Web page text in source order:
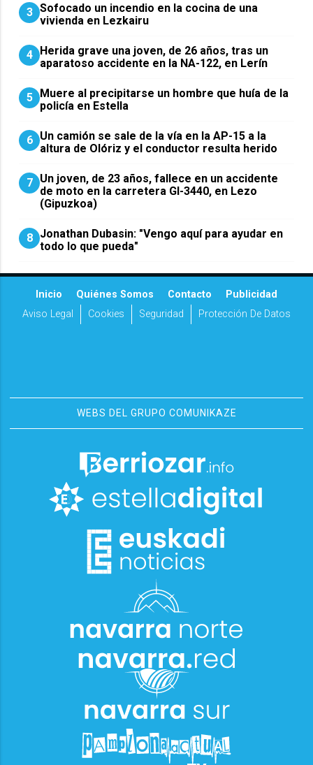
3 Sofocado un incendio en la cocina de una
vivienda en Lezkairu
4 Herida grave una joven, de 26 años, tras un
aparatoso accidente en la NA-122, en Lerín
5 Muere al precipitarse un hombre que huía de la
policía en Estella
6 Un camión se sale de la vía en la AP-15 a la
altura de Olóriz y el conductor resulta herido
7 Un joven, de 23 años, fallece en un accidente
de moto en la carretera GI-3440, en Lezo
(Gipuzkoa)
8 Jonathan Dubasin: "Vengo aquí para ayudar en
todo lo que pueda"
Inicio Quiénes Somos Contacto
Publicidad
Aviso Legal
Cookies Seguridad Protección De Datos
WEBS DEL GRUPO COMUNIKAZE